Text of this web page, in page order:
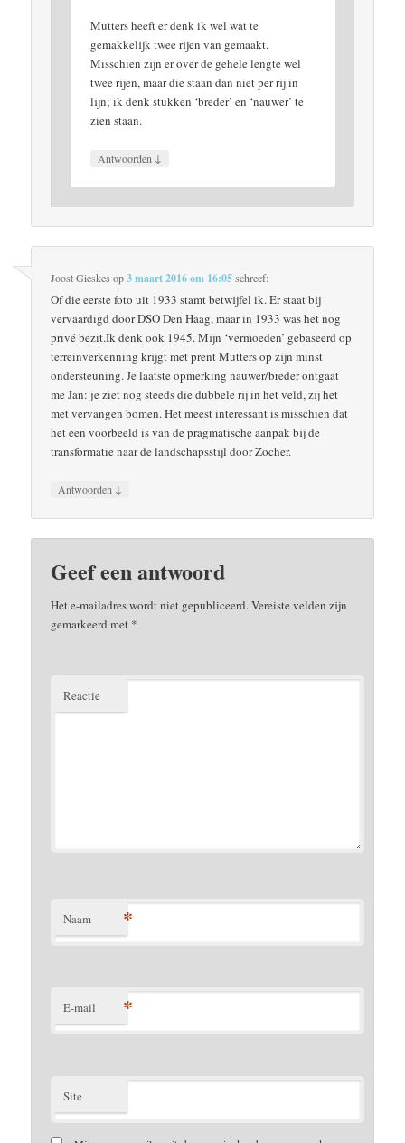
Mutters heeft er denk ik wel wat te
gemakkelijk twee rijen van gemaakt.
Misschien zijn er over de gehele lengte wel
twee rijen, maar die staan dan niet per rij in
lijn; ik denk stukken ‘breder’ en ‘nauwer’ te
zien staan.
Antwoorden ↓
Joost Gieskes op3 maart 2016 om 16:05schreef:
Of die eerste foto uit 1933 stamt betwijfel ik. Er staat bij
vervaardigd door DSO Den Haag, maar in 1933 was het nog
privé bezit.Ik denk ook 1945. Mijn ‘vermoeden’ gebaseerd op
terreinverkenning krijgt met prent Mutters op zijn minst
ondersteuning. Je laatste opmerking nauwer/breder ontgaat
me Jan: je ziet nog steeds die dubbele rij in het veld, zij het
met vervangen bomen. Het meest interessant is misschien dat
het een voorbeeld is van de pragmatische aanpak bij de
transformatie naar de landschapsstijl door Zocher.
Antwoorden ↓
Geef een antwoord
Het e-mailadres wordt niet gepubliceerd.Vereiste velden zijn
gemarkeerd met *
Reactie
Naam *
E-mail *
Site